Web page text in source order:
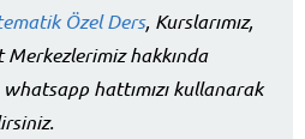
Özel Ders, Kurslarımız,
hakkında
hattımızı kullanarak